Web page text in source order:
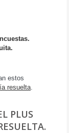
estos
resuelta
PLUS